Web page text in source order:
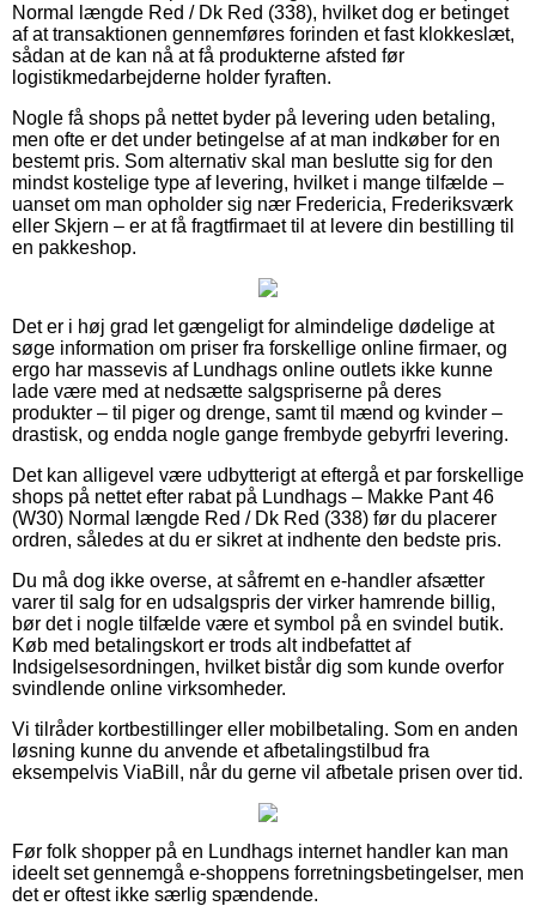
Normal længde Red / Dk Red (338), hvilket dog er betinget
af at transaktionen gennemføres forinden et fast klokkeslæt,
sådan at de kan nå at få produkterne afsted før
logistikmedarbejderne holder fyraften.
Nogle få shops på nettet byder på levering uden betaling,
men ofte er det under betingelse af at man indkøber for en
bestemt pris. Som alternativ skal man beslutte sig for den
mindst kostelige type af levering, hvilket i mange tilfælde –
uanset om man opholder sig nær Fredericia, Frederiksværk
eller Skjern – er at få fragtfirmaet til at levere din bestilling til
en pakkeshop.
Det er i høj grad let gængeligt for almindelige dødelige at
søge information om priser fra forskellige online firmaer, og
ergo har massevis af Lundhags online outlets ikke kunne
lade være med at nedsætte salgspriserne på deres
produkter – til piger og drenge, samt til mænd og kvinder –
drastisk, og endda nogle gange frembyde gebyrfri levering.
Det kan alligevel være udbytterigt at eftergå et par forskellige
shops på nettet efter rabat på Lundhags – Makke Pant 46
(W30) Normal længde Red / Dk Red (338) før du placerer
ordren, således at du er sikret at indhente den bedste pris.
Du må dog ikke overse, at såfremt en e-handler afsætter
varer til salg for en udsalgspris der virker hamrende billig,
bør det i nogle tilfælde være et symbol på en svindel butik.
Køb med betalingskort er trods alt indbefattet af
Indsigelsesordningen, hvilket bistår dig som kunde overfor
svindlende online virksomheder.
Vi tilråder kortbestillinger eller mobilbetaling. Som en anden
løsning kunne du anvende et afbetalingstilbud fra
eksempelvis ViaBill, når du gerne vil afbetale prisen over tid.
Før folk shopper på en Lundhags internet handler kan man
ideelt set gennemgå e-shoppens forretningsbetingelser, men
det er oftest ikke særlig spændende.